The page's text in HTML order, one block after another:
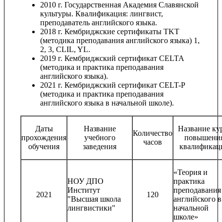
2010 г. Государственная Академия Славянской
культуры. Квалификация: лингвист,
преподаватель английского языка.
2018 г. Кембриджские сертификаты TKT
(методика преподавания английского языка) 1,
2, 3, CLIL, YL.
2019 г. Кембриджский сертификат CELTA
(методика и практика преподавания
английского языка).
2021 г. Кембриджский сертификат CELT-P
(методика и практика преподавания
английского языка в начальной школе).
Даты
прохождения
обучения
Название
учебного
заведения
Количество
часов
Название
2021
НОУ ДПО
Институт
"Высшая школа
лингвистики"
120
«Теория и
практика
преподавания
английского в
начальной
школе»